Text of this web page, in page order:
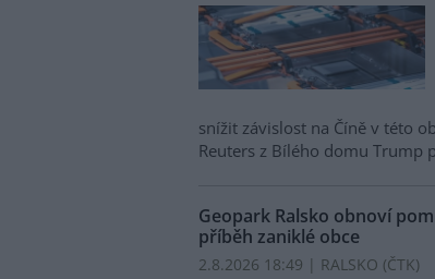
snížit závislost na Číně v této
Reuters z Bílého domu Trump
Geopark Ralsko obnoví
příběh zaniklé obce
2.8.2026 18:49 | RALSKO (ČTK)